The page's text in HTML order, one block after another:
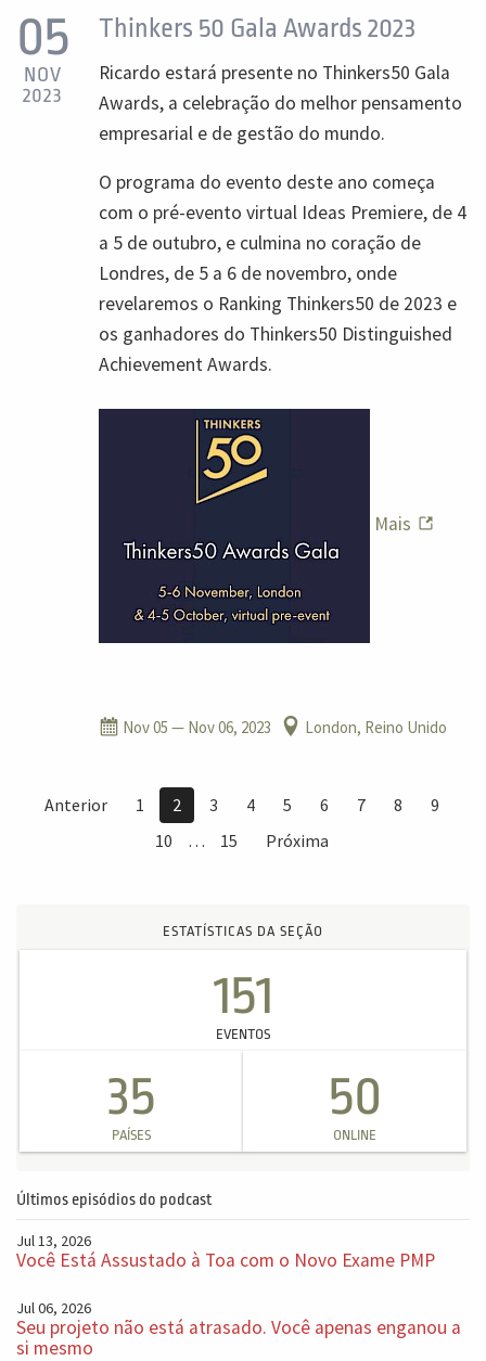
05
NOV
2023
Thinkers 50 Gala Awards 2023
Ricardo estará presente no Thinkers50 Gala
Awards, a celebração do melhor pensamento
empresarial e de gestão do mundo.
O programa do evento deste ano começa
com o pré-evento virtual Ideas Premiere, de 4
a 5 de outubro, e culmina no coração de
Londres, de 5 a 6 de novembro, onde
revelaremos o Ranking Thinkers50 de 2023 e
os ganhadores do Thinkers50 Distinguished
Achievement Awards.
Mais
Nov 05 — Nov 06, 2023 London, Reino Unido
Anterior 1 2 3 4 5 6 7 8
9
10
… 15 Próxima
ESTATÍSTICAS DA SEÇÃO
151
EVENTOS
35
PAÍSES
50
ONLINE
Últimos episódios do podcast
Jul 13, 2026
Você Está Assustado à Toa com o Novo Exame PMP
Jul 06, 2026
Seu projeto não está atrasado. Você apenas enganou a
si mesmo